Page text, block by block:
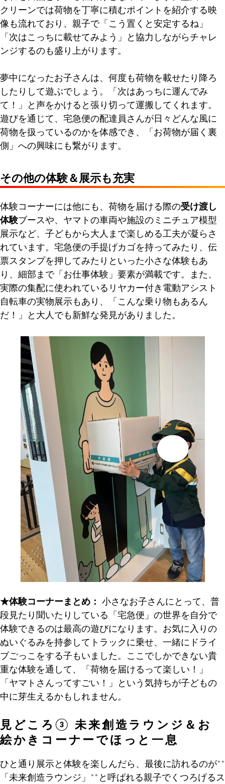
クリーンでは荷物を丁寧に積むポイントを紹介する映
像も流れており、親子で「こう置くと安定するね」
「次はこっちに載せてみよう」と協力しながらチャレ
ンジするのも盛り上がります。
夢中になったお子さんは、何度も荷物を載せたり降ろ
したりして遊ぶでしょう。「次はあっちに運んでみ
て！」と声をかけると張り切って運搬してくれます。
遊びを通じて、宅急便の配達員さんが日々どんな風に
荷物を扱っているのかを体感でき、「お荷物が届く裏
側」への興味にも繋がります。
その他の体験＆展示も充実
体験コーナーには他にも、荷物を届ける際の受け渡し
体験ブースや、ヤマトの車両や施設のミニチュア模型
展示など、子どもから大人まで楽しめる工夫が凝らさ
れています。宅急便の手提げカゴを持ってみたり、伝
票スタンプを押してみたりといった小さな体験もあ
り、細部まで「お仕事体験」要素が満載です。また、
実際の集配に使われているリヤカー付き電動アシスト
自転車の実物展示もあり、「こんな乗り物もあるん
だ！」と大人でも新鮮な発見がありました。
★体験コーナーまとめ：
小さなお子さんにとって、普
段見たり聞いたりしている「宅急便」の世界を自分で
体験できるのは最高の遊びになります。お気に入りの
ぬいぐるみを持参してトラックに乗せ、一緒にドライ
ブごっこをする子もいました。ここでしかできない貴
重な体験を通して、「荷物を届けるって楽しい！」
「ヤマトさんってすごい！」という気持ちが子どもの
中に芽生えるかもしれません。
見どころ③ 未来創造ラウンジ＆お
絵かきコーナーでほっと一息
ひと通り展示と体験を楽しんだら、最後に訪れるのが**
「未来創造ラウンジ」**と呼ばれる親子でくつろげるス